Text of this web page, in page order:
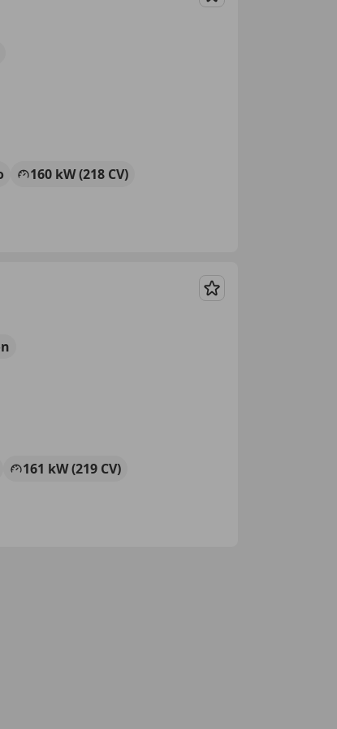
Guardar
160 kW (218 CV)
Guardar
161 kW (219 CV)